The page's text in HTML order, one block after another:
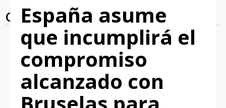
Category Archives: Noticia EA
España asume
que incumplirá el
compromiso
alcanzado con